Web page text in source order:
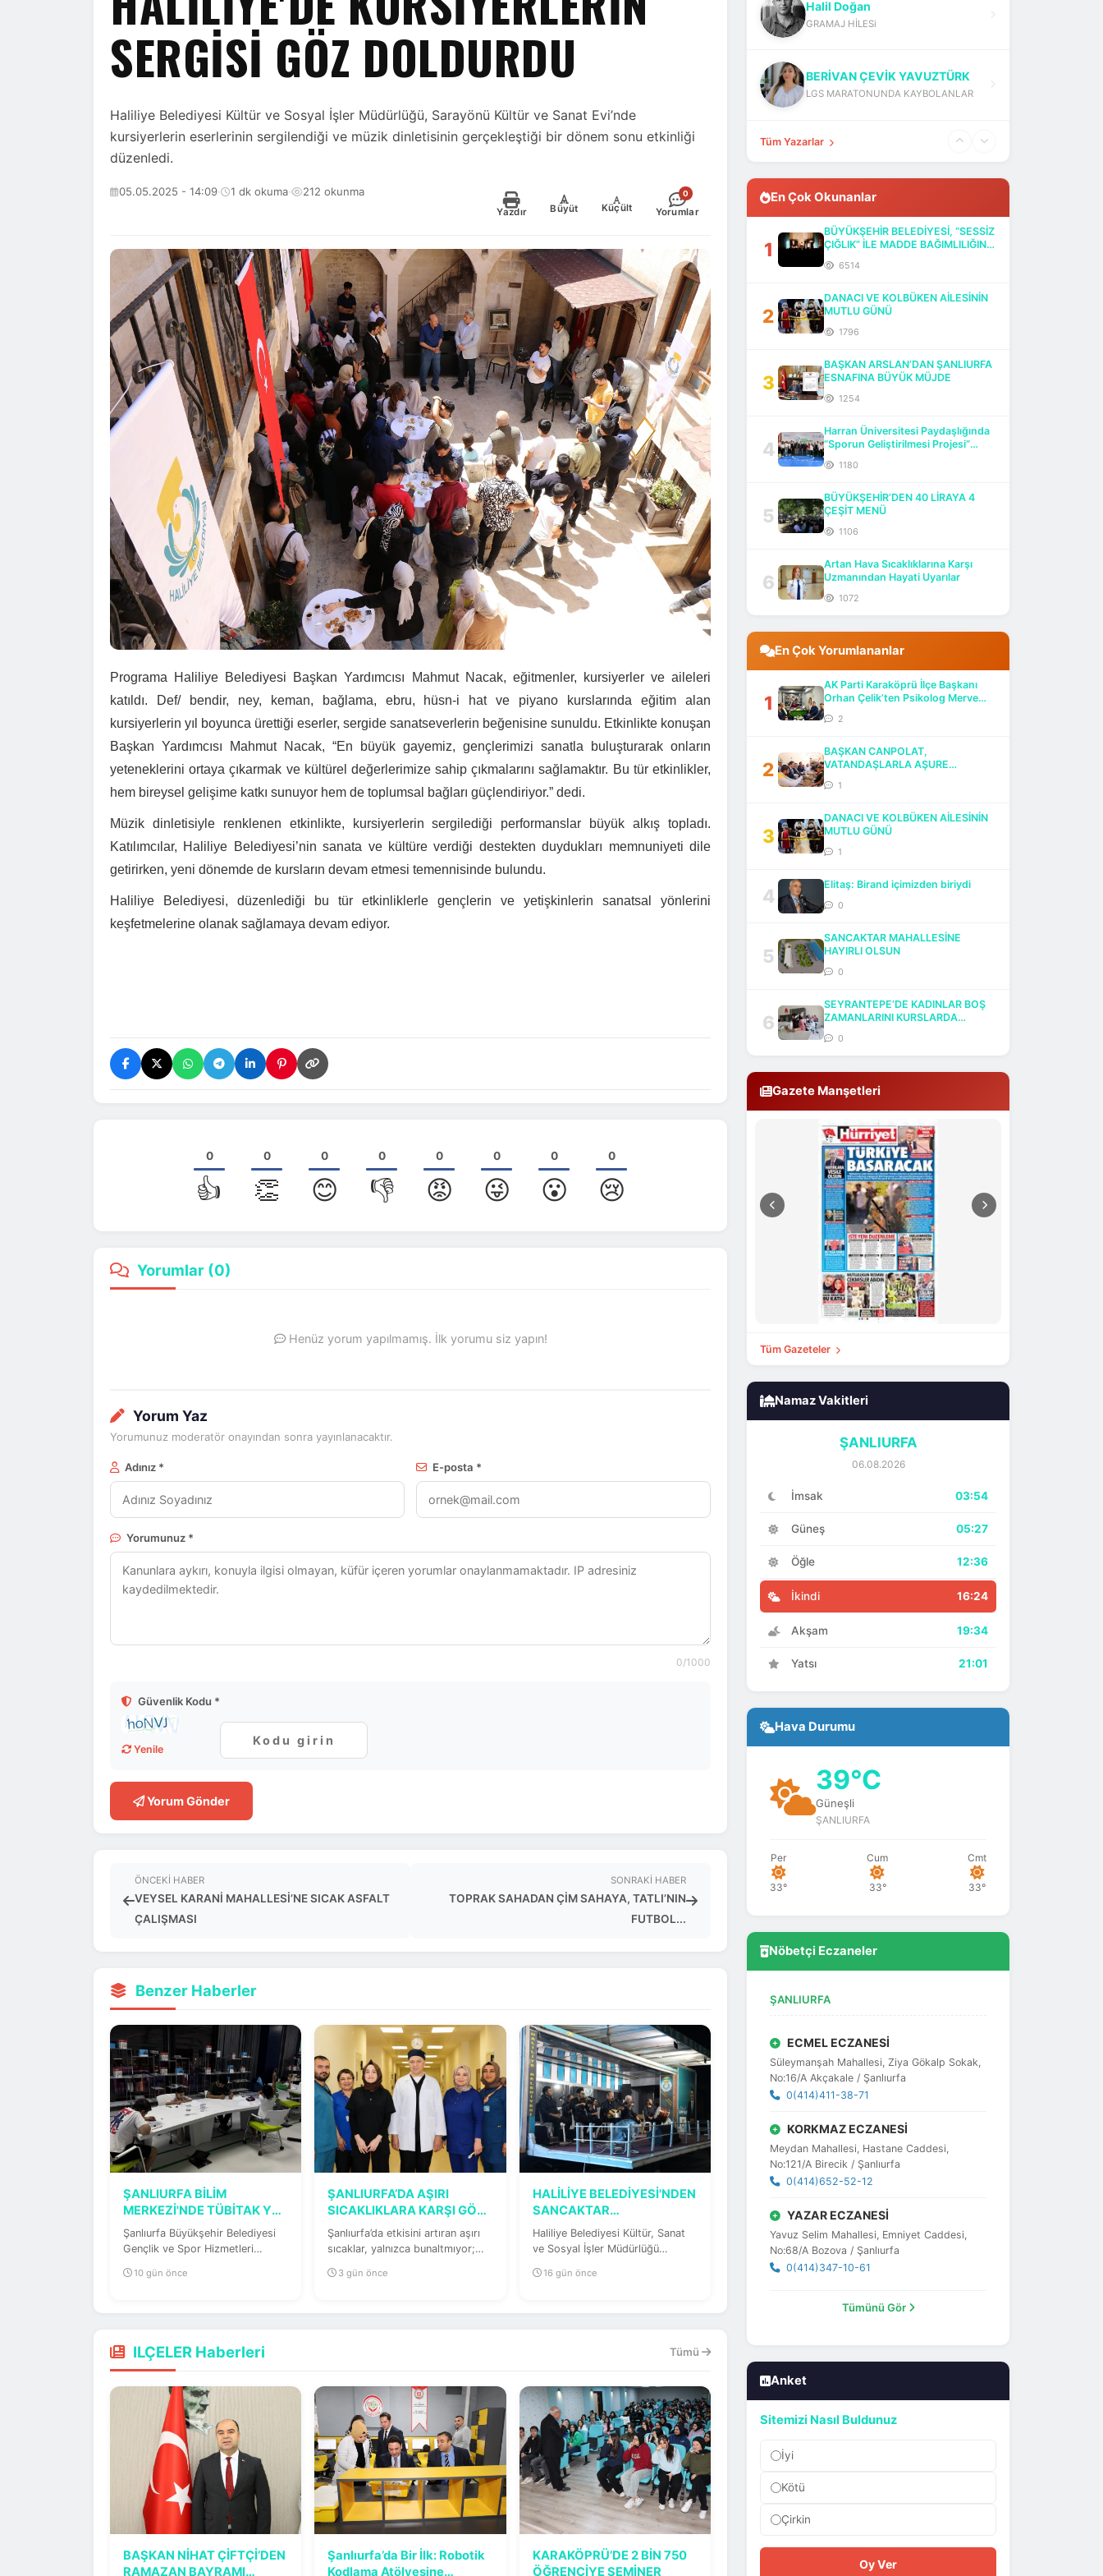
SERGİSİ GÖZ DOLDURDU
Haliliye Belediyesi Kültür ve Sosyal İşler Müdürlüğü, Sarayönü Kültür ve Sanat Evi’nde
kursiyerlerin eserlerinin sergilendiği ve müzik dinletisinin gerçekleştiği bir dönem sonu etkinliği
düzenledi.
05.05.2025 - 14:09· 1 dk okuma· 212 okunma
Yazdır
+
Büyüt
-
Küçült
0
Yorumlar
Programa Haliliye Belediyesi Başkan Yardımcısı Mahmut Nacak, eğitmenler, kursiyerler ve aileleri
katıldı. Def/ bendir, ney, keman, bağlama, ebru, hüsn-i hat ve piyano kurslarında eğitim alan
kursiyerlerin yıl boyunca ürettiği eserler, sergide sanatseverlerin beğenisine sunuldu. Etkinlikte konuşan
Başkan Yardımcısı Mahmut Nacak, “En büyük gayemiz, gençlerimizi sanatla buluşturarak onların
yeteneklerini ortaya çıkarmak ve kültürel değerlerimize sahip çıkmalarını sağlamaktır. Bu tür etkinlikler,
hem bireysel gelişime katkı sunuyor hem de toplumsal bağları güçlendiriyor.” dedi.
Müzik dinletisiyle renklenen etkinlikte, kursiyerlerin sergilediği performanslar büyük alkış topladı.
Katılımcılar, Haliliye Belediyesi’nin sanata ve kültüre verdiği destekten duydukları memnuniyeti dile
getirirken, yeni dönemde de kursların devam etmesi temennisinde bulundu.
Haliliye Belediyesi, düzenlediği bu tür etkinliklerle gençlerin ve yetişkinlerin sanatsal yönlerini
keşfetmelerine olanak sağlamaya devam ediyor.
0
👍
0
👏
0
😊
0
👎
0
😡
0
😜
0
😮
0
😢
Yorumlar (0)
Henüz yorum yapılmamış. İlk yorumu siz yapın!
Yorum Yaz
Yorumunuz moderatör onayından sonra yayınlanacaktır.
Adınız * E-posta *
Yorumunuz *
0/1000
Güvenlik Kodu *
Yenile
Yorum Gönder
ÖNCEKI HABER
VEYSEL KARANİ MAHALLESİ’NE SICAK ASFALT
ÇALIŞMASI
SONRAKI HABER
TOPRAK SAHADAN ÇİM SAHAYA, TATLI’NIN
FUTBOL...
Benzer Haberler
ŞANLIURFA BİLİM
MERKEZİ'NDE TÜBİTAK YAZ
AKADEMİSİ 1....
Şanlıurfa Büyükşehir Belediyesi
Gençlik ve Spor Hizmetleri
10 gün önce
ŞANLIURFA’DA AŞIRI
SICAKLIKLARA KARŞI GÖZ
SAĞLIĞI UYARISI
Şanlıurfa’da etkisini artıran aşırı
sıcaklar, yalnızca bunaltmıyor;
3 gün önce
HALİLİYE BELEDİYESİ'NDEN
SANCAKTAR
MAHALLESİ'NE YAZ...
Haliliye Belediyesi Kültür, Sanat
ve Sosyal İşler Müdürlüğü
Mahallesi'nde...
16 gün önce
ILÇELER Haberleri Tümü
BAŞKAN NİHAT ÇİFTÇİ’DEN
RAMAZAN BAYRAMI
Şanlıurfa’da Bir İlk: Robotik
Kodlama Atölyesine
KARAKÖPRÜ’DE 2 BİN 750
ÖĞRENCİYE SEMİNER
Halil Doğan
GRAMAJ HİLESi
BERİVAN ÇEVİK YAVUZTÜRK
LGS MARATONUNDA KAYBOLANLAR
Tüm Yazarlar
En Çok Okunanlar
1
BÜYÜKŞEHİR BELEDİYESİ, “SESSİZ
ÇIĞLIK” İLE MADDE BAĞIMLILIĞINA
6514
2
DANACI VE KOLBÜKEN AİLESİNİN
MUTLU GÜNÜ
1796
3
BAŞKAN ARSLAN’DAN ŞANLIURFA
ESNAFINA BÜYÜK MÜJDE
1254
4
Harran Üniversitesi Paydaşlığında
“Sporun Geliştirilmesi Projesi”
1180
5
BÜYÜKŞEHİR’DEN 40 LİRAYA 4
ÇEŞİT MENÜ
1106
6
Artan Hava Sıcaklıklarına Karşı
Uzmanından Hayati Uyarılar
1072
En Çok Yorumlananlar
1
AK Parti Karaköprü İlçe Başkanı
Orhan Çelik’ten Psikolog Merve
2
2
BAŞKAN CANPOLAT,
VATANDAŞLARLA AŞURE
1
3
DANACI VE KOLBÜKEN AİLESİNİN
MUTLU GÜNÜ
1
4
Elitaş: Birand içimizden biriydi
0
5
SANCAKTAR MAHALLESİNE
HAYIRLI OLSUN
0
6
SEYRANTEPE’DE KADINLAR BOŞ
ZAMANLARINI KURSLARDA
0
Gazete Manşetleri
Tüm Gazeteler
Namaz Vakitleri
ŞANLIURFA
06.08.2026
İmsak 03:54
Güneş 05:27
Öğle 12:36
İkindi 16:24
Akşam 19:34
Yatsı 21:01
Hava Durumu
39°C
Güneşli
ŞANLIURFA
Per
33°
Cum
33°
Cmt
33°
Nöbetçi Eczaneler
ŞANLIURFA
ECMEL ECZANESİ
Süleymanşah Mahallesi, Ziya Gökalp Sokak,
No:16/A Akçakale / Şanlıurfa
0(414)411-38-71
KORKMAZ ECZANESİ
Meydan Mahallesi, Hastane Caddesi,
No:121/A Birecik / Şanlıurfa
0(414)652-52-12
YAZAR ECZANESİ
Yavuz Selim Mahallesi, Emniyet Caddesi,
No:68/A Bozova / Şanlıurfa
0(414)347-10-61
Tümünü Gör
Anket
Sitemizi Nasıl Buldunuz
İyi
Kötü
Çirkin
Oy Ver